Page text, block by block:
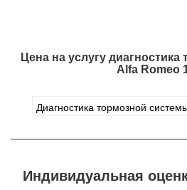
Цена на услугу диагностика
Alfa Romeo
Диагностика тормозной
Индивидуальная